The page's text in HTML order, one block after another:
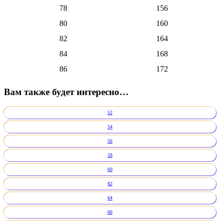
78
156
80
160
82
164
84
168
86
172
Вам также будет интересно…
52
54
56
58
60
62
64
66